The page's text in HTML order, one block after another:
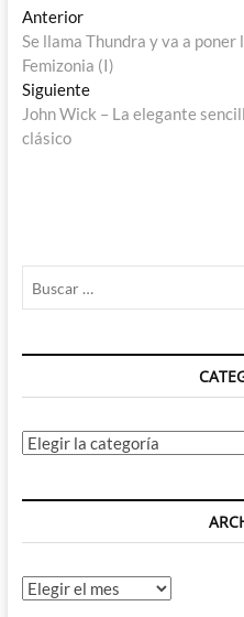
Navegación
de
entradas
AnteriorEntrada
anterior:
Se llama Thundra y va a
Femizonia (I)
SiguienteEntrada
siguiente:
John Wick – La elegante
clásico
Categorías
Archivos